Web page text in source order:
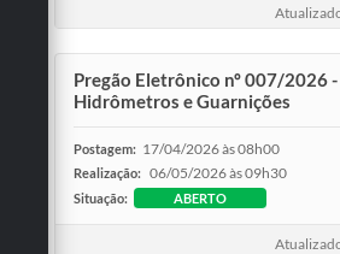
Pregão Eletrônico nº 007/2026 -
Hidrômetros e Guarnições
Postagem: 17/04/2026 às 08h00
Realização: 06/05/2026 às 09h30
Situação: ABERTO